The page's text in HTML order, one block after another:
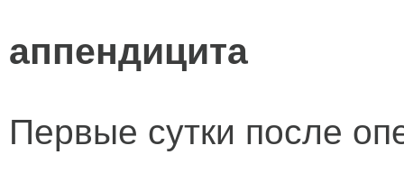
аппендицита
Первые сутки после